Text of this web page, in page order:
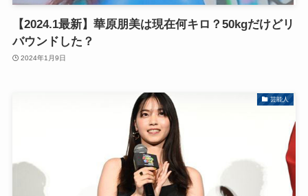
【2024.1最新】華原朋美は現在何キロ？50kgだけどリ
バウンドした？
2024年1月9日
芸能人